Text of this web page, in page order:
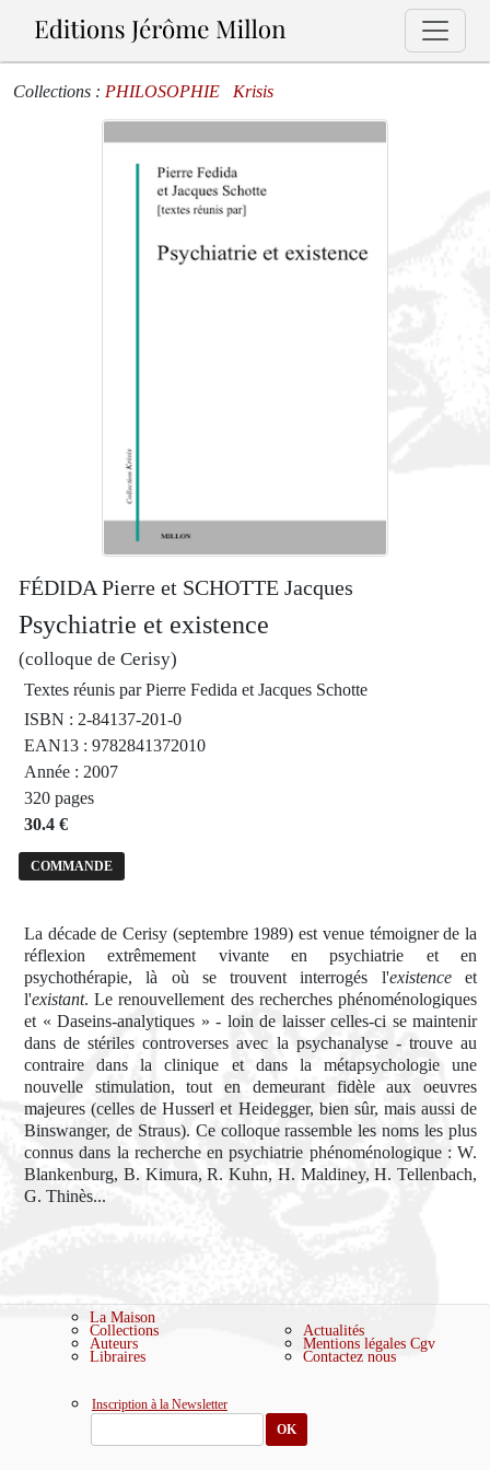
Collections : PHILOSOPHIE Krisis
FÉDIDA Pierre et SCHOTTE Jacques
Psychiatrie et existence
(colloque de Cerisy)
Textes réunis par Pierre Fedida et Jacques Schotte
ISBN : 2-84137-201-0
EAN13 : 9782841372010
Année : 2007
320 pages
30.4 €
COMMANDE
La décade de Cerisy (septembre 1989) est venue témoigner de la
réflexion extrêmement vivante en psychiatrie et en
psychothérapie, là où se trouvent interrogés l'existenceet
l'existant. Le renouvellement des recherches phénoménologiques
et « Daseins-analytiques » - loin de laisser celles-ci se maintenir
dans de stériles controverses avec la psychanalyse - trouve au
contraire dans la clinique et dans la métapsychologie une
nouvelle stimulation, tout en demeurant fidèle aux oeuvres
majeures (celles de Husserl et Heidegger, bien sûr, mais aussi de
Binswanger, de Straus). Ce colloque rassemble les noms les plus
connus dans la recherche en psychiatrie phénoménologique : W.
Blankenburg, B. Kimura, R. Kuhn, H. Maldiney, H. Tellenbach,
G. Thinès...
La Maison
Collections
Auteurs
Libraires
Actualités
Mentions légales Cgv
Contactez nous
Inscription à la Newsletter
OK